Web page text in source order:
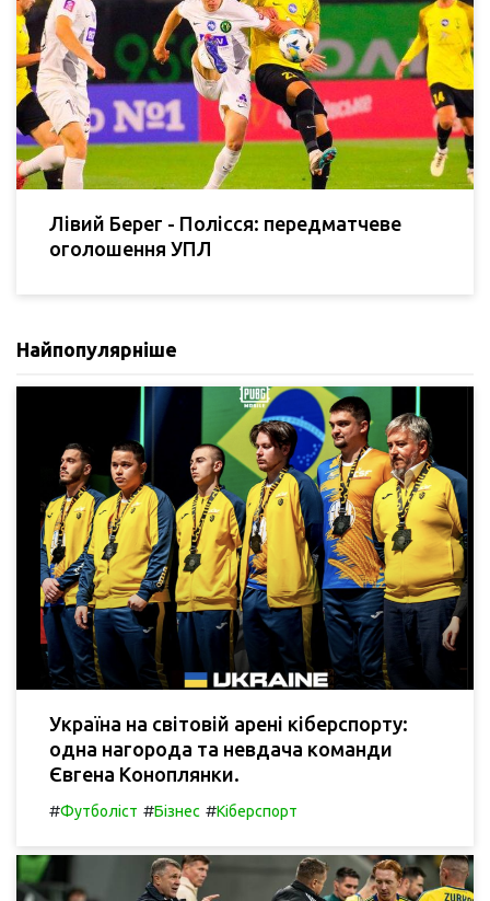
Лівий Берег - Полісся: передматчеве
оголошення УПЛ
Найпопулярніше
Україна на світовій арені кіберспорту:
одна нагорода та невдача команди
Євгена Коноплянки.
#Футболіст #Бізнес #Кіберспорт